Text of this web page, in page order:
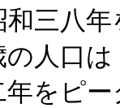
和三八
の人口
年をピ